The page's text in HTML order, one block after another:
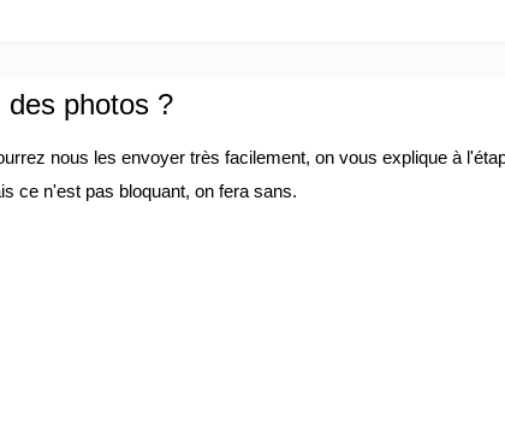
des photos ?
nous les envoyer très facilement, on vous explique à
ce n'est pas bloquant, on fera sans.